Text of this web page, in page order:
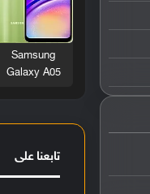
Samsung
Galaxy A05
تابعنا على